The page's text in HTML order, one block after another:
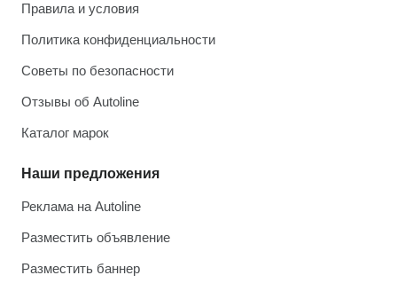
Правила и условия
Политика конфиденциальности
Советы по безопасности
Отзывы об Autoline
Каталог марок
Наши предложения
Реклама на Autoline
Разместить объявление
Разместить баннер